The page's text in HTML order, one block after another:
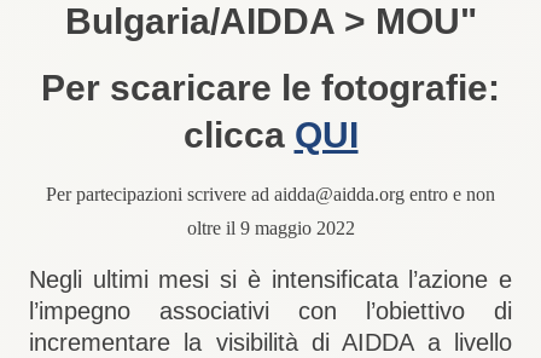
Bulgaria/AIDDA > MOU"
Per scaricare le fotografie:
clicca QUI
Per partecipazioni scrivere ad aidda@aidda.org entro e non
oltre il 9 maggio 2022
Negli ultimi mesi si è intensificata l’azione e
l’impegno associativi con l’obiettivo di
incrementare la visibilità di AIDDA a livello